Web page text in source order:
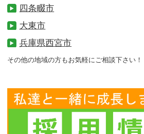
四条畷市
大東市
兵庫県西宮市
その他の地域の方もお気軽にご相談下さい！